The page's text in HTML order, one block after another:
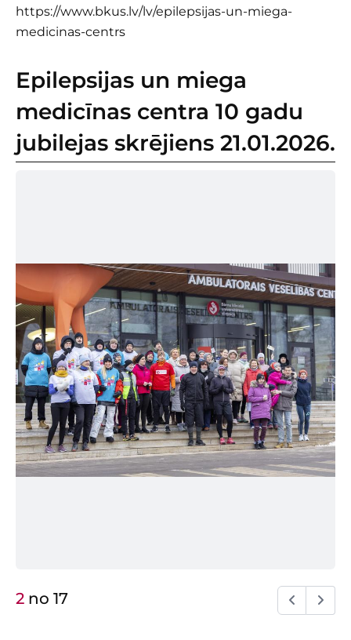
https://www.bkus.lv/lv/epilepsijas-un-miega-
medicinas-centrs
Epilepsijas un miega
medicīnas centra 10 gadu
jubilejas skrējiens 21.01.2026.
2 no 17